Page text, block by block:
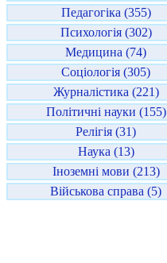
Педагогіка (355)
Психологія (302)
Медицина (74)
Соціологія (305)
Журналістика (221)
Політичні науки (155)
Релігія (31)
Наука (13)
Іноземні мови (213)
Військова справа (5)